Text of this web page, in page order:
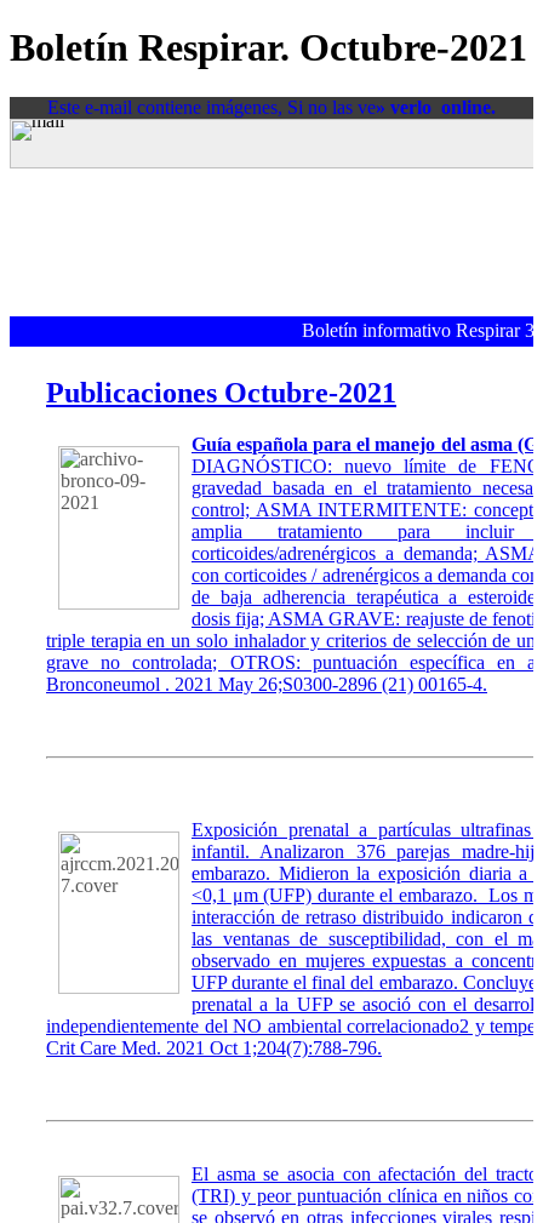
Boletín Respirar. Octubre-2021